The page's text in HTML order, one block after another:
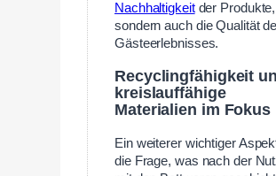
Nachhaltigkeitder Produkte,
sondern auch die Qualität
Gästeerlebnisses.
Recyclingfähigkeit
kreislauffähige
Materialien im Fokus
Ein weiterer wichtiger
die Frage, was nach der